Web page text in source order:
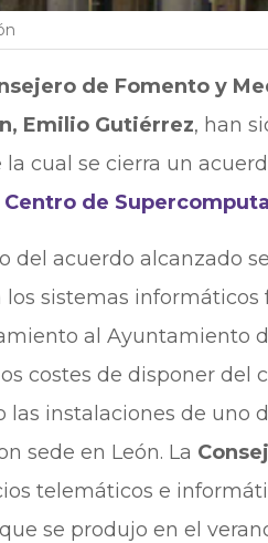
de Fomento y
Emilio Gutiérrez, han
cual se cierra un
Centro de
del acuerdo alcanzado
los sistemas
al Ayuntamiento
costes de disponer del
las instalaciones de uno
sede en León. La
telemáticos e
se produjo en el